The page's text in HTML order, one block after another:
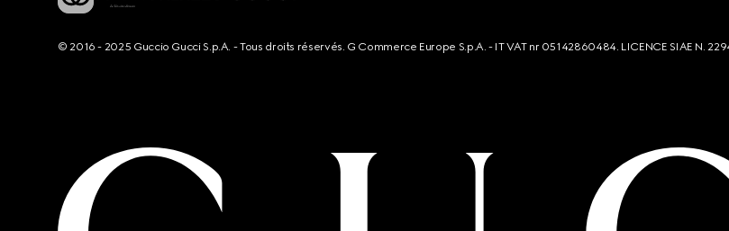
© 2016 - 2025 Guccio Gucci S.p.A. - Tous droits réservés. G Commerce Europe S.p.A. - IT VAT nr 05142860484. LICENCE SIAE N.